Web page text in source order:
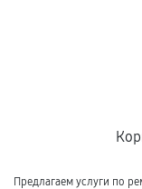
Предлагаем услуги по